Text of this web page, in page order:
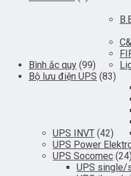
Bình ắc quy (99)
Bộ lưu điện UPS (83)
UPS INVT (42)
UPS Power
UPS Socomec (24)
UPS single/